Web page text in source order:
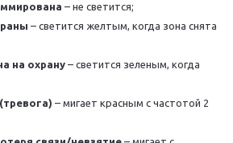
– не светится;
– светится желтым, когда зона снята
на охрану – светится зеленым, когда
– мигает красным с частотой 2